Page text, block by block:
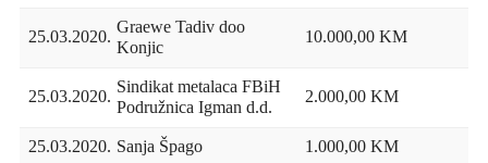
25.03.2020. Graewe Tadiv doo
Konjic
10.000,00 KM
25.03.2020. Sindikat metalaca FBiH
Podružnica Igman d.d.
2.000,00 KM
25.03.2020. Sanja Špago
1.000,00 KM